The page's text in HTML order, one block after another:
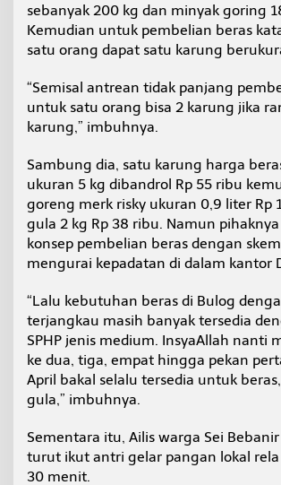
sebanyak 200 kg dan minyak goring
Kemudian untuk pembelian beras
satu orang dapat satu karung
“Semisal antrean tidak panjang
untuk satu orang bisa 2 karung jika
karung,” imbuhnya.
Sambung dia, satu karung harga
ukuran 5 kg dibandrol Rp 55 ribu
goreng merk risky ukuran 0,9 liter Rp
gula 2 kg Rp 38 ribu. Namun
konsep pembelian beras dengan
mengurai kepadatan di dalam kantor
“Lalu kebutuhan beras di Bulog
terjangkau masih banyak tersedia
SPHP jenis medium. InsyaAllah nanti
ke dua, tiga, empat hingga pekan
April bakal selalu tersedia untuk
gula,” imbuhnya.
Sementara itu, Ailis warga Sei
turut ikut antri gelar pangan lokal
30 menit.